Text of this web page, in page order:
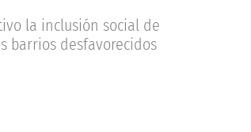
la inclusión social de
barrios desfavorecidos